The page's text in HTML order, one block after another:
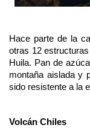
Hace parte de la
otras 12
Huila. Pan de
montaña aislada y
sido resistente a la
Volcán Chiles